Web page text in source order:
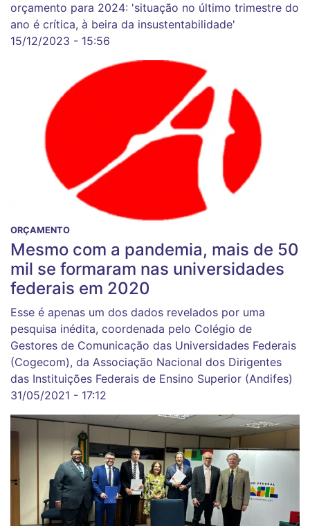
orçamento para 2024: 'situação no último trimestre do
ano é crítica, à beira da insustentabilidade'
15/12/2023 - 15:56
ORÇAMENTO
Mesmo com a pandemia, mais de 50
mil se formaram nas universidades
federais em 2020
Esse é apenas um dos dados revelados por uma
pesquisa inédita, coordenada pelo Colégio de
Gestores de Comunicação das Universidades Federais
(Cogecom), da Associação Nacional dos Dirigentes
das Instituições Federais de Ensino Superior (Andifes)
31/05/2021 - 17:12